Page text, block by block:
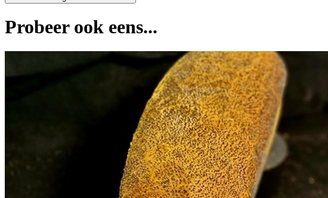
Probeer ook eens...